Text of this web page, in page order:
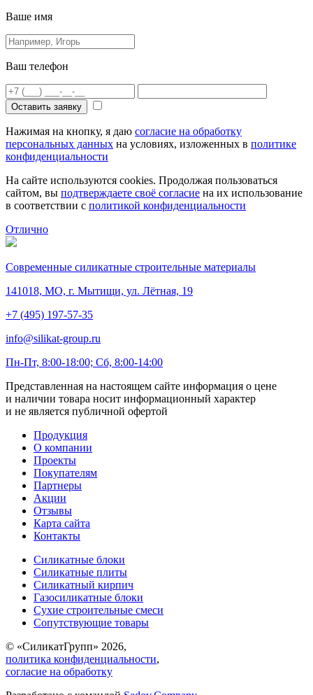
Ваше имя
Ваш телефон
Оставить заявку
Нажимая на кнопку, я даю согласие на обработку
персональных данных на условиях, изложенных в политике
конфиденциальности
На сайте используются cookies. Продолжая пользоваться
сайтом, вы подтверждаете своё согласие на их использование
в соответствии с политикой конфиденциальности
Отлично
Современные силикатные строительные материалы
141018, МО, г. Мытищи, ул. Лётная, 19
+7 (495) 197-57-35
info@silikat-group.ru
Пн-Пт, 8:00-18:00; Сб, 8:00-14:00
Представленная на настоящем сайте информация о цене
и наличии товара носит информационный характер
и не является публичной офертой
Продукция
О компании
Проекты
Покупателям
Партнеры
Акции
Отзывы
Карта сайта
Контакты
Силикатные блоки
Силикатные плиты
Силикатный кирпич
Газосиликатные блоки
Сухие строительные смеси
Сопутствующие товары
© «СиликатГрупп» 2026,
политика конфиденциальности,
согласие на обработку